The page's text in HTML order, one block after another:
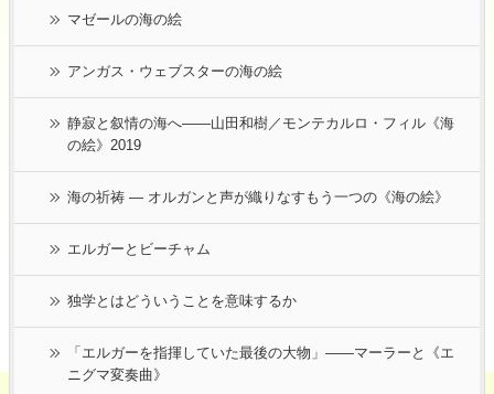
マゼールの海の絵
アンガス・ウェブスターの海の絵
静寂と叙情の海へ――山田和樹／モンテカルロ・フィル《海
の絵》2019
海の祈祷 ― オルガンと声が織りなすもう一つの《海の絵》
エルガーとビーチャム
独学とはどういうことを意味するか
「エルガーを指揮していた最後の大物」――マーラーと《エ
ニグマ変奏曲》